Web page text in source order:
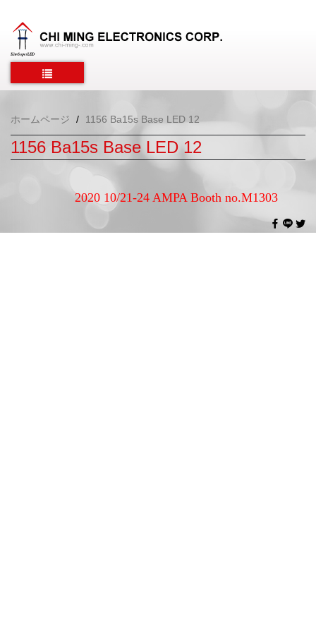
ホームページ 1156 Ba15s Base LED 12
1156 Ba15s Base LED 12
2020 10/21-24 AMPA Booth no.M1303